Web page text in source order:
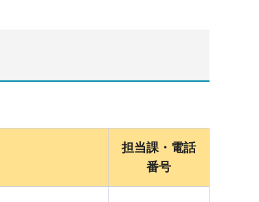
担当課・電話
番号